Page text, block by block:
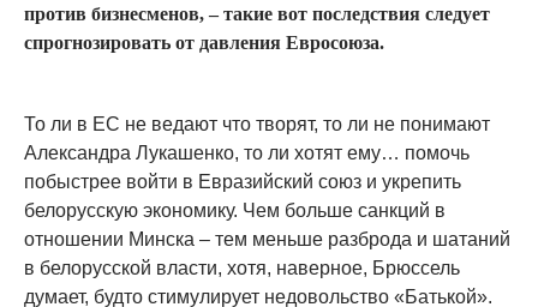
против бизнесменов, – такие вот последствия следует
спрогнозировать от давления Евросоюза.
То ли в ЕС не ведают что творят, то ли не понимают
Александра Лукашенко, то ли хотят ему… помочь
побыстрее войти в Евразийский союз и укрепить
белорусскую экономику. Чем больше санкций в
отношении Минска – тем меньше разброда и шатаний
в белорусской власти, хотя, наверное, Брюссель
думает, будто стимулирует недовольство «Батькой».